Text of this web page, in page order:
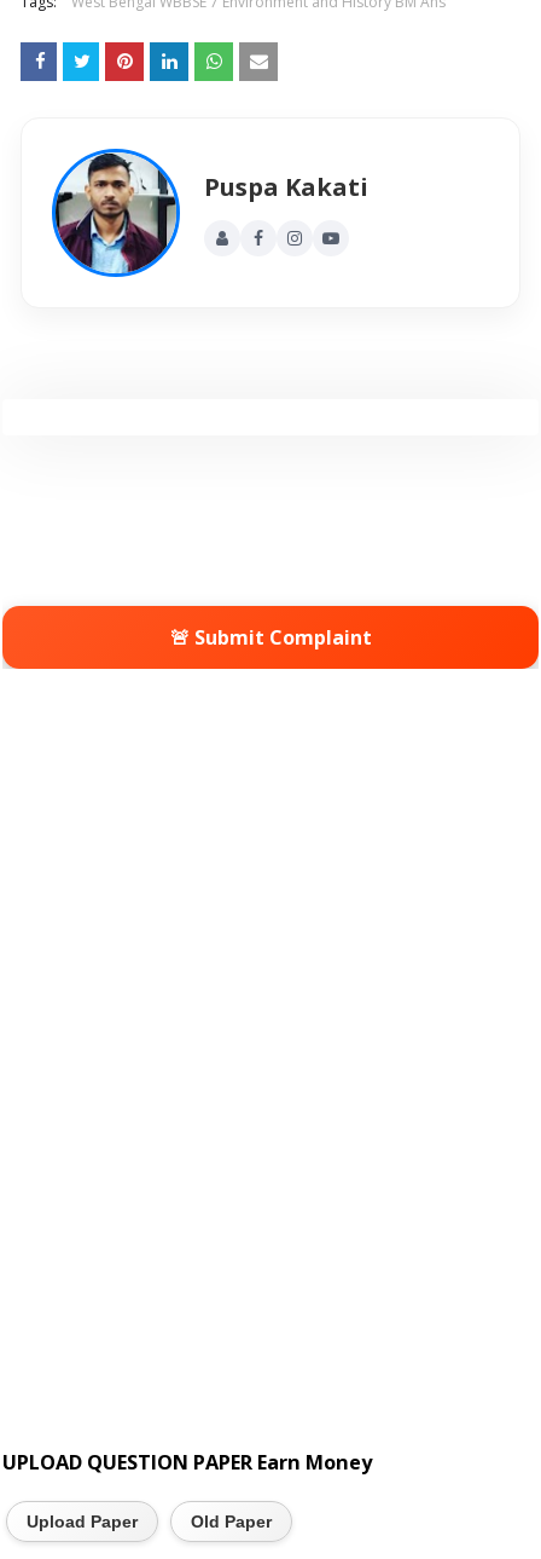
Puspa Kakati
🚨 Submit Complaint
UPLOAD QUESTION PAPER Earn Money
Upload Paper Old Paper